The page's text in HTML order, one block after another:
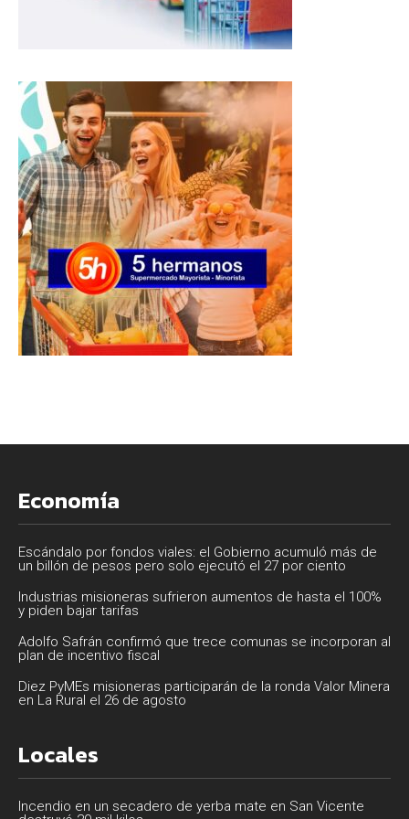
Economía
Escándalo por fondos viales: el Gobierno acumuló más de
un billón de pesos pero solo ejecutó el 27 por ciento
Industrias misioneras sufrieron aumentos de hasta el 100%
y piden bajar tarifas
Adolfo Safrán confirmó que trece comunas se incorporan al
plan de incentivo fiscal
Diez PyMEs misioneras participarán de la ronda Valor Minera
en La Rural el 26 de agosto
Locales
Incendio en un secadero de yerba mate en San Vicente